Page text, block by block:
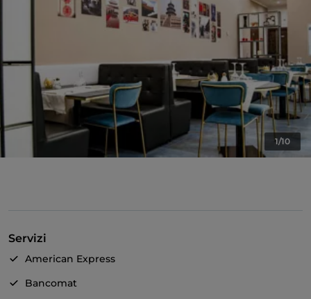
1/10
Servizi
American Express
Bancomat